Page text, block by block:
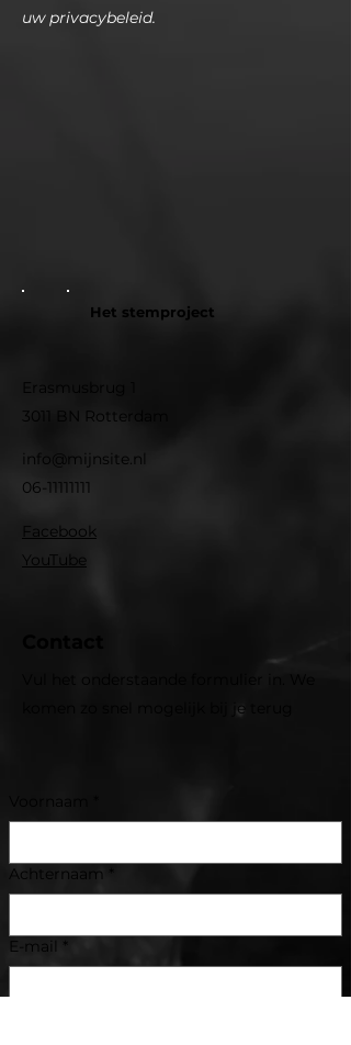
uw privacybeleid.
Het stemproject
Erasmusbrug 1
3011 BN Rotterdam
info@mijnsite.nl
06-11111111
Facebook
YouTube
komen zo snel mogelijk bij je terug
Achternaam *
E-mail *